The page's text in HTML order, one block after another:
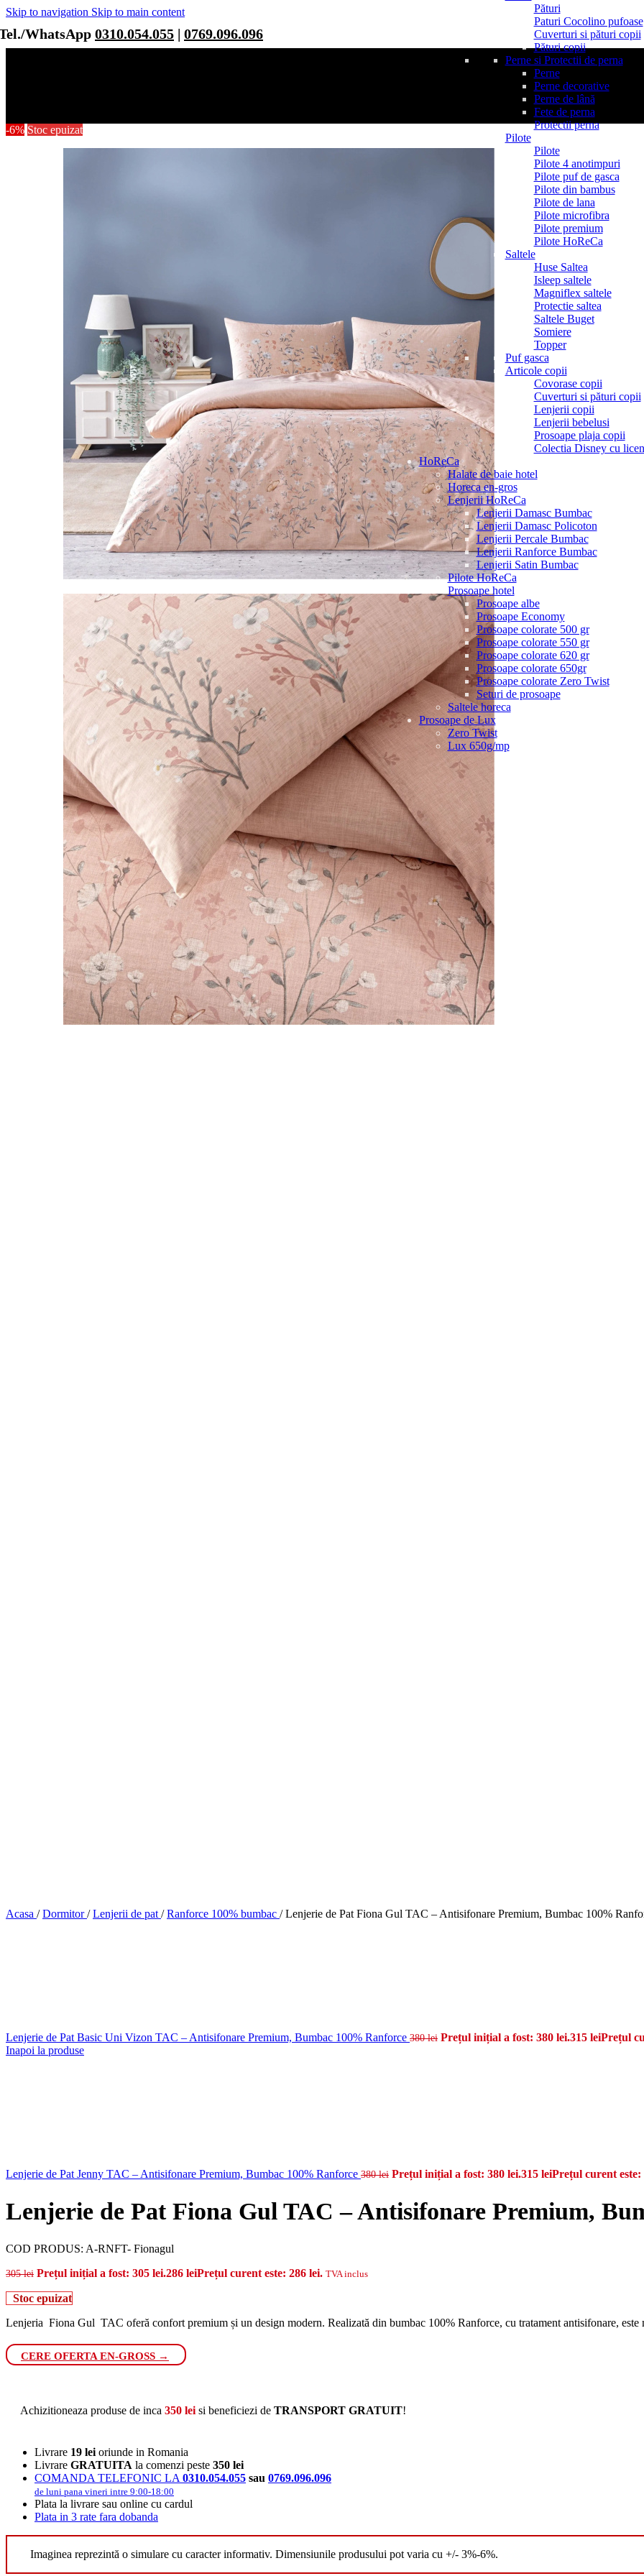
Skip to navigation Skip to main content
WhatsApp 0310.054.055 | 0769.096.096
Pături
Paturi Cocolino pufoase
Cuverturi si pături copii
Pături copii
Perne si Protectii de perna
Perne
Perne decorative
Perne de lână
Fete de perna
Protectii perna
Pilote
Pilote
Pilote 4 anotimpuri
Pilote puf de gasca
Pilote din bambus
Pilote de lana
Pilote microfibra
Pilote premium
Pilote HoReCa
Saltele
Huse Saltea
Isleep saltele
Magniflex saltele
Protectie saltea
Saltele Buget
Somiere
Topper
Puf gasca
Articole copii
Covorase copii
Cuverturi si pături copii
Lenjerii copii
Lenjerii bebelusi
Prosoape plaja copii
Colectia Disney cu
HoReCa
Halate de baie hotel
Horeca en-gros
Lenjerii HoReCa
Lenjerii Damasc Bumbac
Lenjerii Damasc Policoton
Lenjerii Percale Bumbac
Lenjerii Ranforce Bumbac
Lenjerii Satin Bumbac
Pilote HoReCa
Prosoape hotel
Prosoape albe
Prosoape Economy
Prosoape colorate 500 gr
Prosoape colorate 550 gr
Prosoape colorate 620 gr
Prosoape colorate 650gr
Prosoape colorate Zero Twist
Seturi de prosoape
Saltele horeca
Prosoape de Lux
Zero Twist
Lux 650g/mp
-6% Stoc epuizat
Acasa / Dormitor/ Lenjerii de pat / Ranforce 100% bumbac / Lenjerie de Pat Fiona Gul TAC – Antisifonare Premium, Bumbac 100%
Lenjerie de Pat Basic Uni Vizon TAC – Antisifonare Premium, Bumbac 100% Ranforce 380lei Prețul inițial a fost: 380 lei.315 leiPrețul
Inapoi la produse
Lenjerie de Pat Jenny TAC – Antisifonare Premium, Bumbac 100% Ranforce 380lei Prețul inițial a fost: 380 lei.315 leiPrețul curent este:
Lenjerie de Pat Fiona Gul TAC – Antisifonare Premium,
COD PRODUS: A-RNFT- Fionagul
305lei Prețul inițial a fost: 305 lei.286 leiPrețul curent este: 286 lei. TVA inclus
Stoc epuizat
Lenjeria Fiona Gul TAC oferă confort premium și un design modern. Realizată din bumbac 100% Ranforce, cu tratament antisifonare, este
CERE OFERTA EN-GROSS →
Achizitioneaza produse de inca 350 lei si beneficiezi de TRANSPORT GRATUIT!
Livrare 19 lei oriunde in Romania
Livrare GRATUITA la comenzi peste 350 lei
COMANDA TELEFONIC LA 0310.054.055 sau 0769.096.096
de luni pana vineri intre 9:00-18:00
Plata la livrare sau online cu cardul
Plata in 3 rate fara dobanda
Imaginea reprezintă o simulare cu caracter informativ. Dimensiunile produsului pot varia cu +/- 3%-6%.